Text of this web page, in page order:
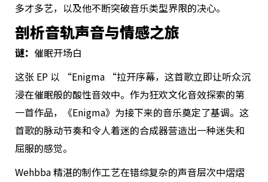
多才多艺，以及他不断突破音乐类型界限的决心。
剖析音轨声音与情感之旅
谜： 催眠开场白
这张 EP 以 “Enigma “拉开序幕，这首歌立即让听众沉
浸在催眠般的酸性音效中。作为狂欢文化音效探索的第
一首作品，《Enigma》为接下来的音乐奠定了基调。这
首歌的脉动节奏和令人着迷的合成器营造出一种迷失和
屈服的感觉。
Wehbba 精湛的制作工艺在错综复杂的声音层次中熠熠